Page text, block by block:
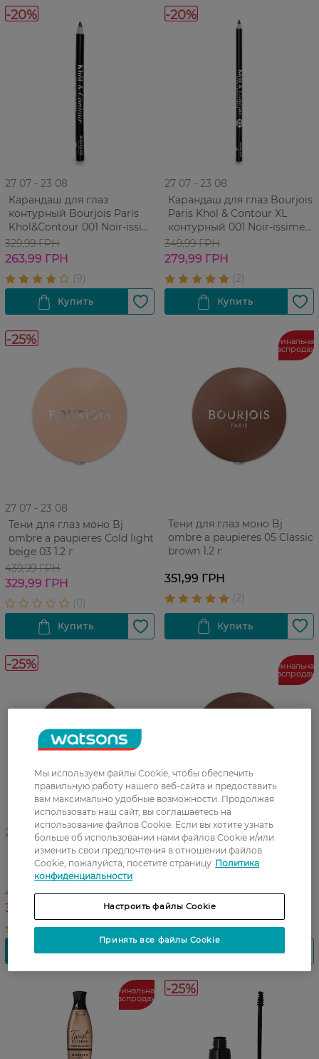
-20%
27 07 - 23 08
Карандаш для глаз
контурный Bourjois Paris
Khol&Contour 001 Noir-issime
1,7 г
329,99 ГРН
263,99 ГРН
-20%
27 07 - 23 08
Карандаш для глаз Bourjois
Paris Khol & Contour XL
контурный 001 Noir-issime
1,7г
349,99 ГРН
279,99 ГРН
-25%
27 07 - 23 08
Тени для глаз моно Bj
ombre a paupieres Cold light
beige 03 1.2 г
439,99 ГРН
329,99 ГРН
Финальная
Тени для глаз моно Bj
ombre a paupieres 05 Classic
brown 1.2 г
351,99 ГРН
-25%
27 07 - 23 08
Тени для глаз моно Bj
ombre a paupieres 06 Marron
glace 1.2 г
439,99 ГРН
329,99 ГРН
Финальная
Тени для глаз моно Bj
ombre a paupieresWarm
351,99 ГРН
Финальная
распродажа
-25%
Мы используем файлы Cookie, чтобы обеспечить
правильную работу нашего веб-сайта и предоставить
вам максимально удобные возможности. Продолжая
использовать наш сайт, вы соглашаетесь на
использование файлов Cookie. Если вы хотите узнать
больше об использовании нами файлов Cookie и/или
изменить свои предпочтения в отношении файлов
Cookie, пожалуйста, посетите страницу Политика
конфиденциальности
Настроить файлы Cookie
Принять все файлы Cookie